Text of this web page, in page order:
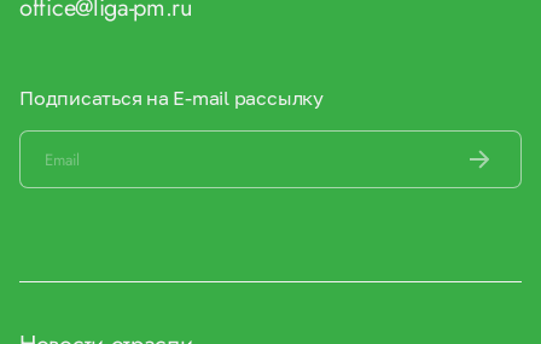
office@liga-pm.ru
Подписаться на E-mail рассылку